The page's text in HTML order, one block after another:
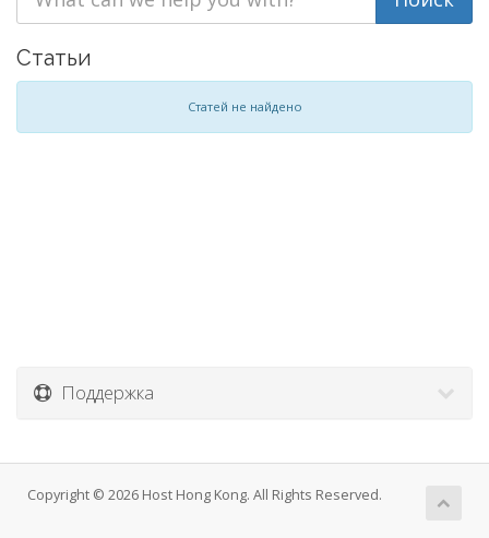
Статьи
Статей не найдено
Поддержка
Copyright © 2026 Host Hong Kong. All Rights Reserved.